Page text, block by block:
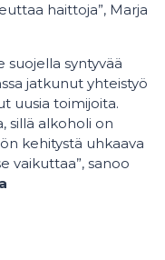
haittoja”, Marja
suojella syntyvää
jatkunut yhteistyö
uusia toimijoita.
sillä alkoholi on
kehitystä uhkaava
vaikuttaa”, sanoo